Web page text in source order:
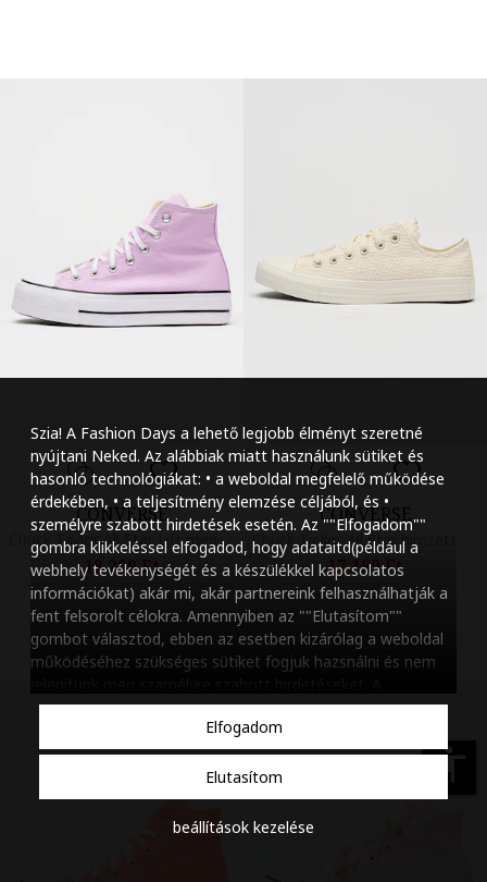
Szia! A Fashion Days a lehető legjobb élményt szeretné
nyújtani Neked. Az alábbiak miatt használunk sütiket és
hasonló technológiákat: • a weboldal megfelelő működése
érdekében, • a teljesítmény elemzése céljából, és •
személyre szabott hirdetések esetén. Az ""Elfogadom""
gombra klikkeléssel elfogadod, hogy adataitd(például a
webhely tevékenységét és a készülékkel kapcsolatos
információkat) akár mi, akár partnereink felhasználhatják a
fent felsorolt célokra. Amennyiben az ""Elutasítom""
gombot választod, ebben az esetben kizárólag a weboldal
működéséhez szükséges sütiket fogjuk hazsnálni és nem
beállításaidat bármikor módosíthatod, a ""Beállítások
kezelése"" gombra kattintva. Tudj meg többet
szabályzatunkról.
Elfogadom
Elutasítom
beállítások kezelése
CONVERSE
Chuck Taylor All Star Lift megerősített orrú cipő, Halványlila
18.299 Ft
CONVERSE
17.199 Ft
accessibility
Szöveg méretének
Szóköz növelése
Szóköz csökkentése
Sortávolság
Sortávolság
Színek invertálása
Szürke
Nagy kurzor